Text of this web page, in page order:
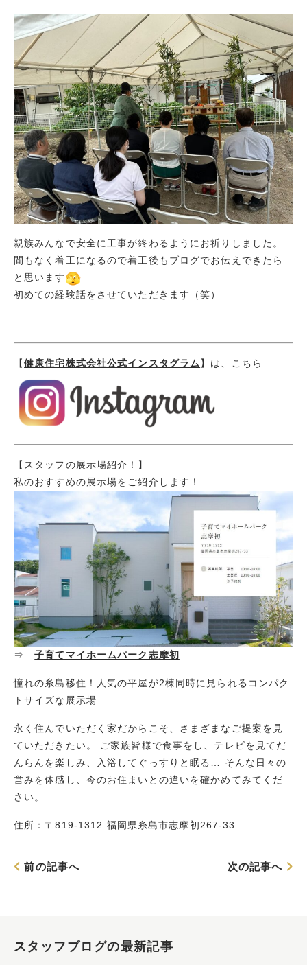
親族みんなで安全に工事が終わるようにお祈りしました。
間もなく着工になるので着工後もブログでお伝えできたら
と思います
初めての経験話をさせていただきます（笑）
【健康住宅株式会社公式インスタグラム 】は、こちら
【スタッフの展示場紹介！】
私のおすすめの展示場をご紹介します！
⇒子育てマイホームパーク志摩初
憧れの糸島移住！人気の平屋が2棟同時に見られるコンパク
トサイズな展示場
永く住んでいただく家だからこそ、さまざまなご提案を見
ていただきたい。 ご家族皆様で食事をし、テレビを見てだ
んらんを楽しみ、入浴してぐっすりと眠る… そんな日々の
営みを体感し、今のお住まいとの違いを確かめてみてくだ
さい。
住所：〒819-1312 福岡県糸島市志摩初267-33
前の記事へ 次の記事へ
スタッフブログの最新記事